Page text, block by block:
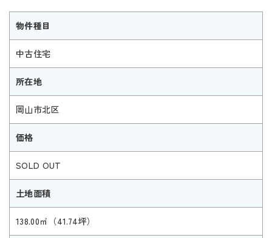
物件種目
中古住宅
所在地
岡山市北区
価格
SOLD OUT
土地面積
138.00㎡（41.74坪）